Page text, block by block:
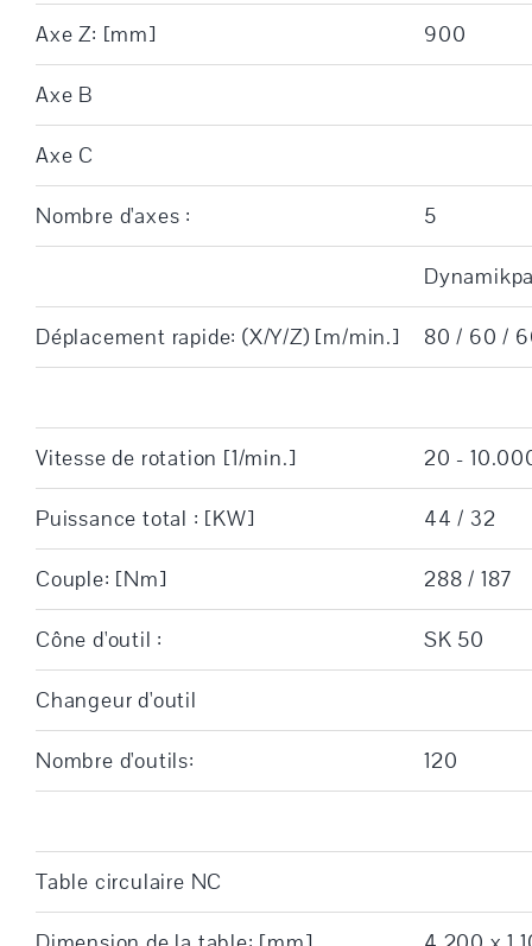
Axe Z: [mm] 900
Axe B
Axe C
Nombre d'axes : 5
Déplacement rapide: (X/Y/Z) [m/min.] 80 / 60 /
Vitesse de rotation [1/min.] 20 -
Puissance total : [KW] 44 / 32
Couple: [Nm] 288 / 187
Cône d'outil : SK 50
Changeur d'outil
Nombre d'outils: 120
Table circulaire NC